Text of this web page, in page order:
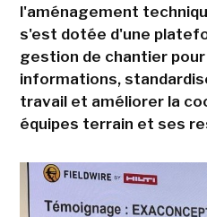
l'aménagement
s'est dotée d'une
gestion de chantier
informations,
travail et améliorer la
équipes terrain et ses